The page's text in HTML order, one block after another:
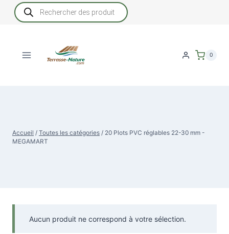
Recherche
de
produits
0
Accueil / Toutes les catégories / 20 Plots PVC réglables 22-30 mm -
MEGAMART
Aucun produit ne correspond à votre sélection.